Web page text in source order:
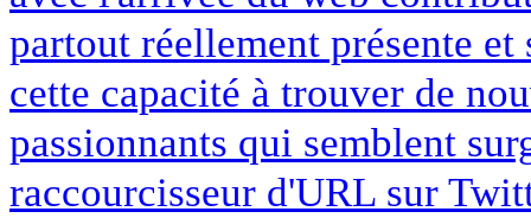
partout réellement présente
cette capacité à trouver de
passionnants qui semblent
raccourcisseur d'URL sur